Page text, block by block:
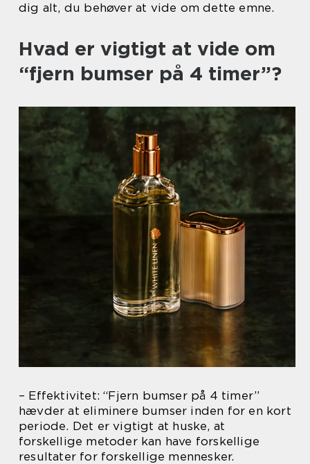
dig alt, du behøver at vide om dette emne.
Hvad er vigtigt at vide om
“fjern bumser på 4 timer”?
– Effektivitet: “Fjern bumser på 4 timer”
hævder at eliminere bumser inden for en kort
periode. Det er vigtigt at huske, at
forskellige metoder kan have forskellige
resultater for forskellige mennesker.